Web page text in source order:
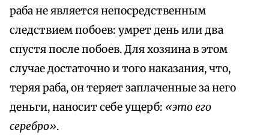
раба не является непосредственным
следствием побоев: умрет день или два
спустя после побоев. Для хозяина в этом
случае достаточно и того наказания, что,
теряя раба, он теряет заплаченные за него
деньги, наносит себе ущерб: «это его
серебро».